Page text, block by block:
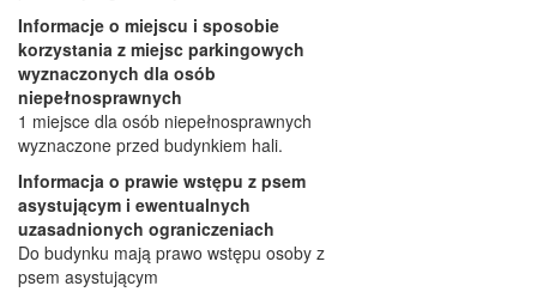
Informacje o miejscu i sposobie
korzystania z miejsc parkingowych
wyznaczonych dla osób
niepełnosprawnych
1 miejsce dla osób niepełnosprawnych
wyznaczone przed budynkiem hali.
Informacja o prawie wstępu z psem
asystującym i ewentualnych
uzasadnionych ograniczeniach
Do budynku mają prawo wstępu osoby z
psem asystującym